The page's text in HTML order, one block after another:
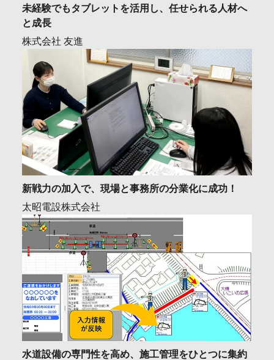
未経験でもタブレットを活用し、任せられる人材へ
と成長
株式会社 友進
新戦力の加入で、現場と事務所の分業化に成功！
太昭電設株式会社
水道設備の専門性を高め、施工管理をひとつに集約